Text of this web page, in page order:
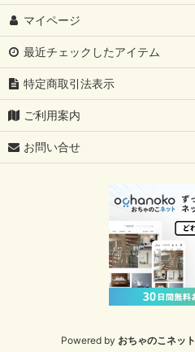
マイページ
最近チェックしたアイテム
特定商取引法表示
ご利用案内
お問い合せ
Powered by おちゃのこネット